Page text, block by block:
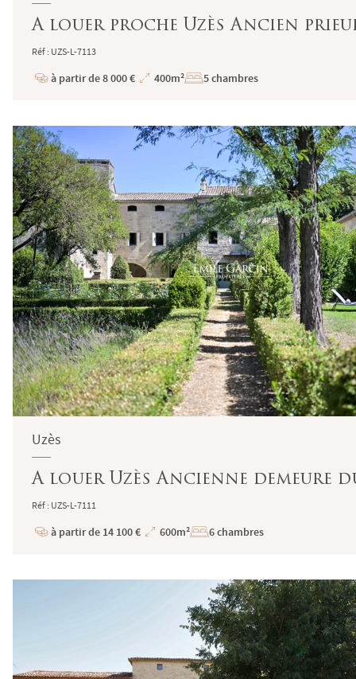
A louer proche Uzès Ancien
Réf : UZS-L-7113
Prix
à partir de 8 000 €
Superficie
400m² 5 chambres
Uzès
A louer Uzès Ancienne demeure
Réf : UZS-L-7111
Prix
à partir de 14 100 €
Superficie
600m² 6 chambres